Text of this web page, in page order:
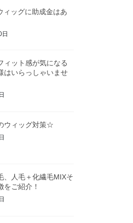
ィッグに助成金はあ
ィット感が気になる
はいらっしゃいませ
ウィッグ対策☆
、人毛＋化繊毛MIXそ
をご紹介！